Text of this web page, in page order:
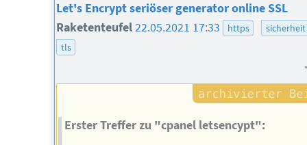
Let's Encrypt seriöser generator online SSL
Raketenteufel22.05.2021 17:33 https
sicherheit
tls
Erster Treffer zu "cpanel letsencypt":